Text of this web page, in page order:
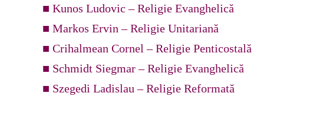
■ Kunos Ludovic – Religie Evanghelică
■ Markos Ervin – Religie Unitariană
■ Crihalmean Cornel – Religie Penticostală
■ Schmidt Siegmar – Religie Evanghelică
■ Szegedi Ladislau – Religie Reformată